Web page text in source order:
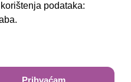
Traži
podataka:
Prihvaćam